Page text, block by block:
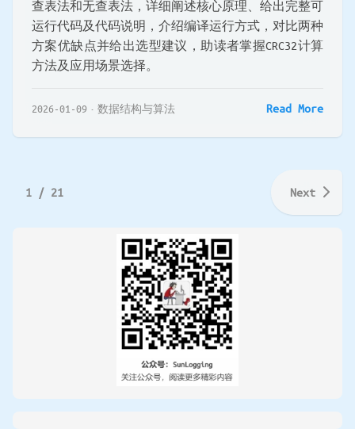
查表法和无查表法，详细阐述核心原理、给出完整可
运行代码及代码说明，介绍编译运行方式，对比两种
方案优缺点并给出选型建议，助读者掌握CRC32计算
方法及应用场景选择。
2026-01-09 数据结构与算法 Read More
1 / 21 Next